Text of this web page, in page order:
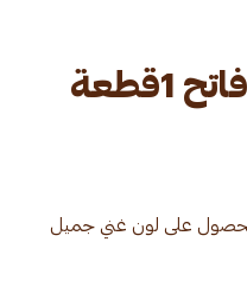
للحصول على لون غني جميل